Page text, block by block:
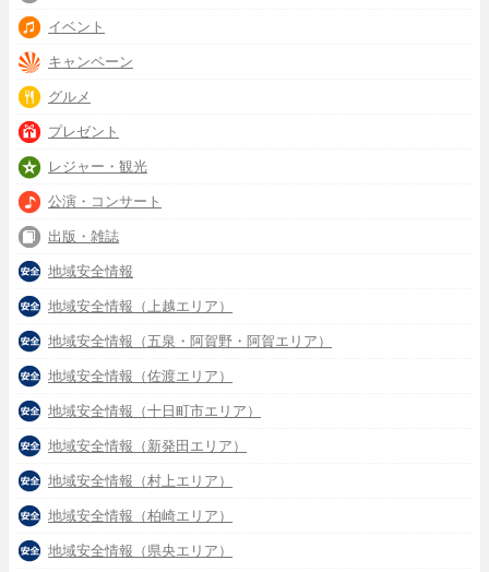
イベント
キャンペーン
グルメ
プレゼント
レジャー・観光
公演・コンサート
出版・雑誌
地域安全情報
地域安全情報（上越エリア）
地域安全情報（五泉・阿賀野・阿賀エリア）
地域安全情報（佐渡エリア）
地域安全情報（十日町市エリア）
地域安全情報（新発田エリア）
地域安全情報（村上エリア）
地域安全情報（柏崎エリア）
地域安全情報（県央エリア）